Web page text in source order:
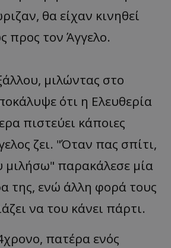
θα είχαν κινηθεί
προς τον Άγγελο.
μιλώντας στο
ότι η Ελευθερία
πιστεύει κάποιες
ζει. "Όταν πας σπίτι,
μιλήσω" παρακάλεσε μία
της, ενώ άλλη φορά τους
να του κάνει πάρτι.
πατέρα ενός